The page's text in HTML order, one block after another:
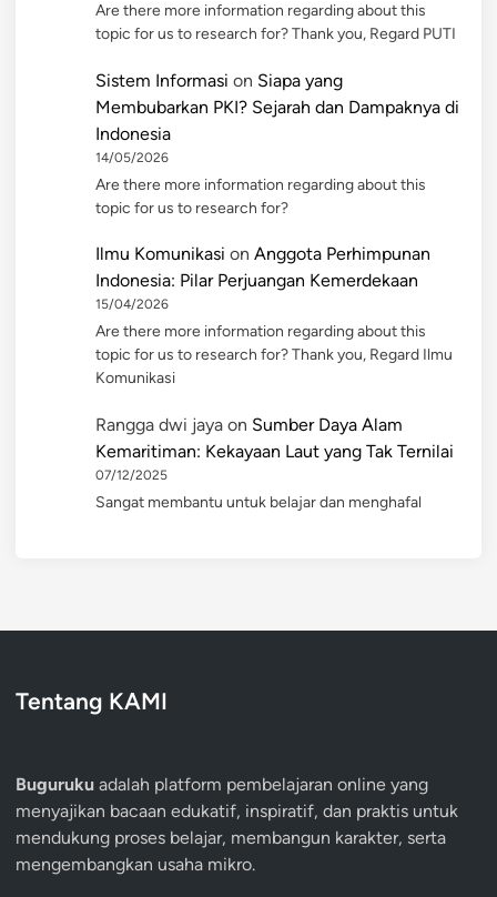
Are there more information regarding about this
topic for us to research for? Thank you, Regard PUTI
Sistem Informasi on Siapa yang
Membubarkan PKI? Sejarah dan Dampaknya di
Indonesia
14/05/2026
Are there more information regarding about this
topic for us to research for?
Ilmu Komunikasi on Anggota Perhimpunan
Indonesia: Pilar Perjuangan Kemerdekaan
15/04/2026
Are there more information regarding about this
topic for us to research for? Thank you, Regard Ilmu
Komunikasi
Rangga dwi jaya on Sumber Daya Alam
Kemaritiman: Kekayaan Laut yang Tak Ternilai
07/12/2025
Sangat membantu untuk belajar dan menghafal
Tentang KAMI
Buguruku adalah platform pembelajaran online yang
menyajikan bacaan edukatif, inspiratif, dan praktis untuk
mendukung proses belajar, membangun karakter, serta
mengembangkan usaha mikro.